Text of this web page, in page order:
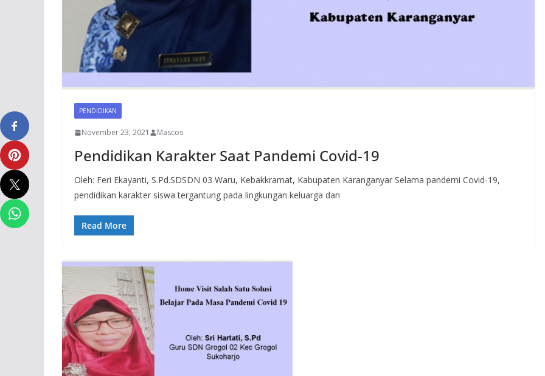
PENDIDIKAN
November 23, 2021 Mascos
Pendidikan Karakter Saat Pandemi Covid-19
Oleh: Feri Ekayanti, S.Pd.SDSDN 03 Waru, Kebakkramat, Kabupaten Karanganyar Selama pandemi Covid-19,
pendidikan karakter siswa tergantung pada lingkungan keluarga dan
Read More